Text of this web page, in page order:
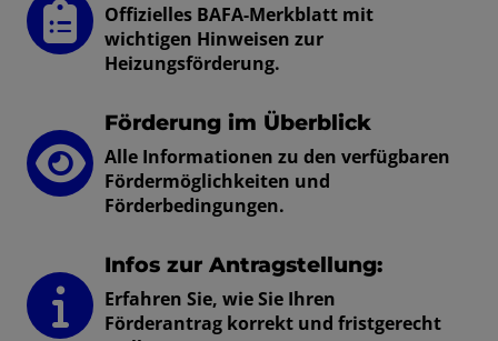
Offizielles BAFA-Merkblatt mit
wichtigen Hinweisen zur
Heizungsförderung.
Förderung im Überblick
Alle Informationen zu den verfügbaren
Fördermöglichkeiten und
Förderbedingungen.
Infos zur Antragstellung:
Erfahren Sie, wie Sie Ihren
Förderantrag korrekt und fristgerecht